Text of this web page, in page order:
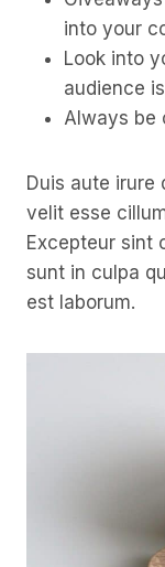
into your
Look into
audience
Always be
Duis aute irure
velit esse
Excepteur sint
sunt in culpa
est laborum.